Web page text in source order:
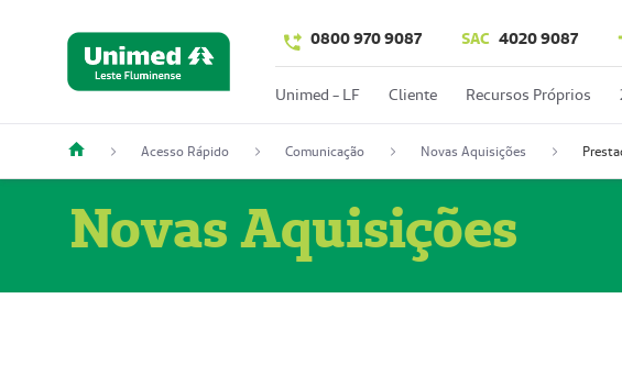
0800 970 9087 SAC 4020 9087
Unimed - LF Cliente Recursos Próprios
Acesso Rápido Comunicação Novas Aquisições
Novas Aquisições